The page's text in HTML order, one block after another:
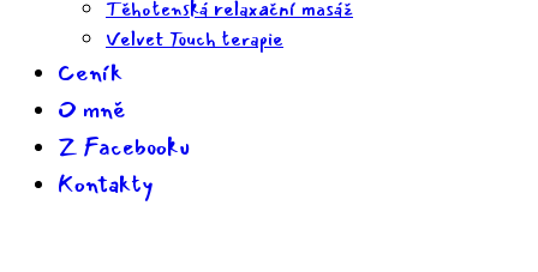
Těhotenská relaxační masáž
Velvet Touch terapie
Ceník
O mně
Z Facebooku
Kontakty